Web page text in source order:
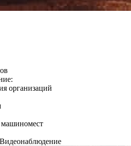
организаций
машиномест